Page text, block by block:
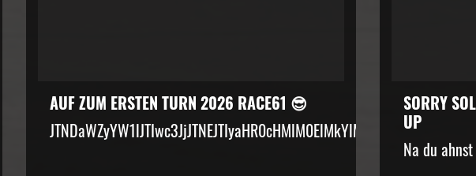
AUF ZUM ERSTEN TURN 2026 RACE61 😎
SORRY
UP
Na du